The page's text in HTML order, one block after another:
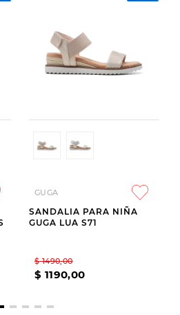
GUGA
SANDALIA PARA NIÑA
GUGA LUA S71
$ 1490,00
$ 1190,00